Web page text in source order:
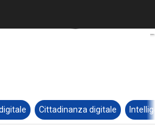
Cittadinanza digitale